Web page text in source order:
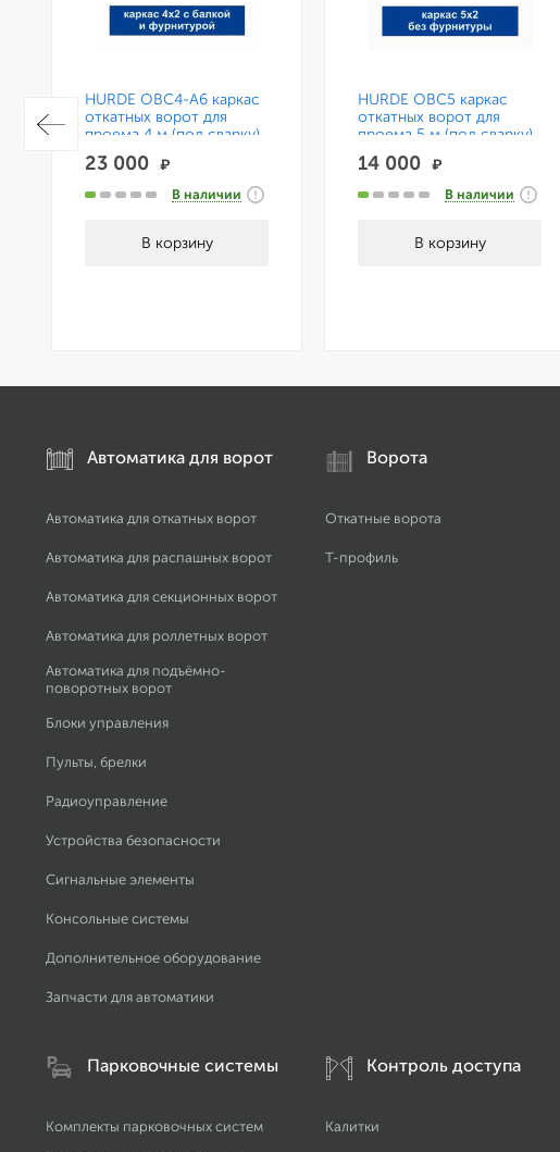
HURDE ОВС4-А6 каркас
откатных ворот для
проема 4 м (под сварку)
с консольной системой
на 6 м.
23 000
₽
В наличии
HURDE ОВС5 каркас
откатных ворот для
проема 5 м (под сварку)
14 000
₽
В наличии
Автоматика для ворот
Автоматика для откатных ворот
Автоматика для распашных ворот
Автоматика для секционных ворот
Автоматика для роллетных ворот
Автоматика для подъёмно-
поворотных ворот
Блоки управления
Пульты, брелки
Радиоуправление
Устройства безопасности
Сигнальные элементы
Консольные системы
Дополнительное оборудование
Запчасти для автоматики
Ворота
Откатные ворота
Т-профиль
Парковочные системы
Комплекты парковочных систем
Контроль доступа
Калитки